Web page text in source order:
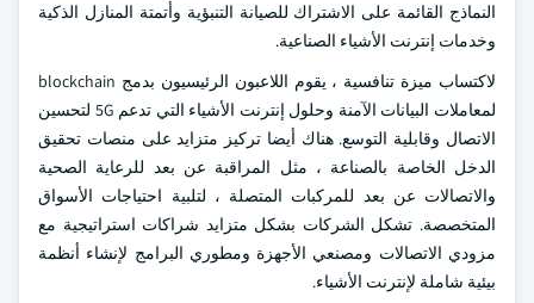
النماذج القائمة على الاشتراك للصيانة التنبؤية وأتمتة المنازل الذكية
وخدمات إنترنت الأشياء الصناعية.
لاكتساب ميزة تنافسية ، يقوم اللاعبون الرئيسيون بدمج blockchain
لمعاملات البيانات الآمنة وحلول إنترنت الأشياء التي تدعم 5G لتحسين
الاتصال وقابلية التوسع. هناك أيضا تركيز متزايد على منصات تحقيق
الدخل الخاصة بالصناعة ، مثل المراقبة عن بعد للرعاية الصحية
والاتصالات عن بعد للمركبات المتصلة ، لتلبية احتياجات الأسواق
المتخصصة. تشكل الشركات بشكل متزايد شراكات استراتيجية مع
مزودي الاتصالات ومصنعي الأجهزة ومطوري البرامج لإنشاء أنظمة
بيئية شاملة لإنترنت الأشياء.